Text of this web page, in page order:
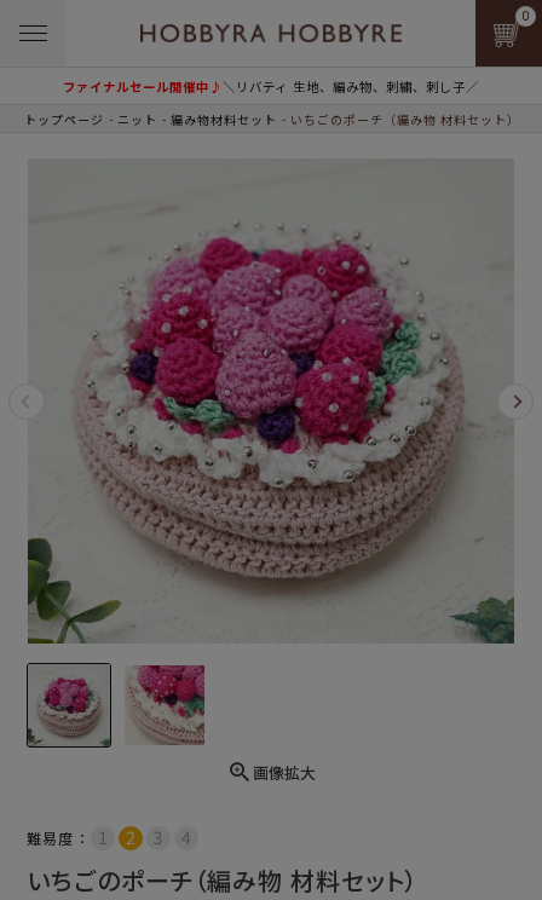
ファイナルセール開催中♪＼リバティ 生地、編み物、刺繍、刺し子／
0
トップページ ニット 編み物材料セット いちごのポーチ（編み物 材料セット）
画像拡大
難易度：
いちごのポーチ（編み物 材料セット）